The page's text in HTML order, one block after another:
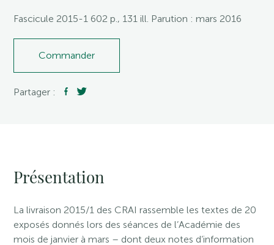
Fascicule 2015-1 602 p., 131 ill. Parution : mars 2016
Commander
Partager :
Présentation
La livraison 2015/1 des CRAI rassemble les textes de 20
exposés donnés lors des séances de l’Académie des
mois de janvier à mars – dont deux notes d’information